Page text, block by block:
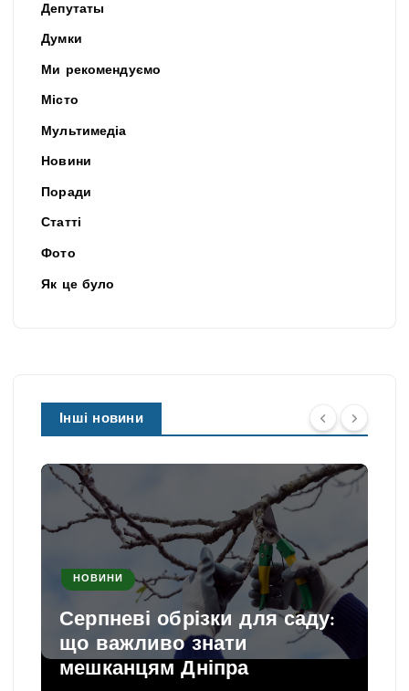
Депутаты
Думки
Ми рекомендуємо
Місто
Мультимедіа
Новини
Поради
Статті
Фото
Як це було
Інші новини
НОВИНИ
Серпневі обрізки для саду:
що важливо знати
мешканцям Дніпра